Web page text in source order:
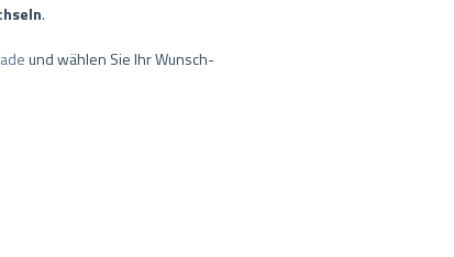
.
und wählen Sie Ihr Wunsch-